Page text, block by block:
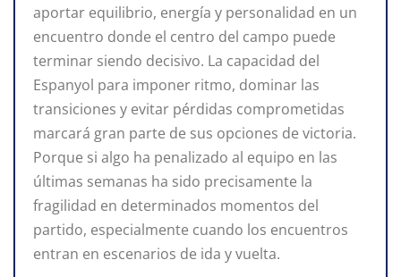
aportar equilibrio, energía y personalidad en un
encuentro donde el centro del campo puede
terminar siendo decisivo. La capacidad del
Espanyol para imponer ritmo, dominar las
transiciones y evitar pérdidas comprometidas
marcará gran parte de sus opciones de victoria.
Porque si algo ha penalizado al equipo en las
últimas semanas ha sido precisamente la
fragilidad en determinados momentos del
partido, especialmente cuando los encuentros
entran en escenarios de ida y vuelta.